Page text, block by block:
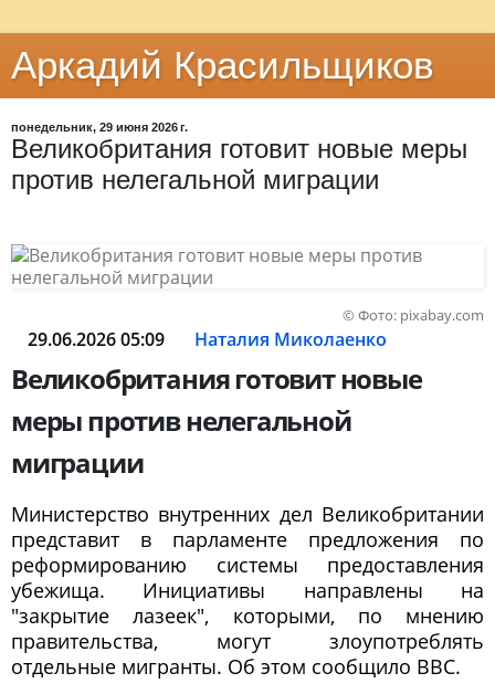
Аркадий Красильщиков
понедельник, 29 июня 2026 г.
Великобритания готовит новые меры
против нелегальной миграции
© Фото: pixabay.com
29.06.2026 05:09 Наталия Миколаенко
Великобритания готовит новые
меры против нелегальной
миграции
Министерство внутренних дел Великобритании
представит в парламенте предложения по
реформированию системы предоставления
убежища. Инициативы направлены на
"закрытие лазеек", которыми, по мнению
правительства, могут злоупотреблять
отдельные мигранты. Об этом сообщило ВВС.